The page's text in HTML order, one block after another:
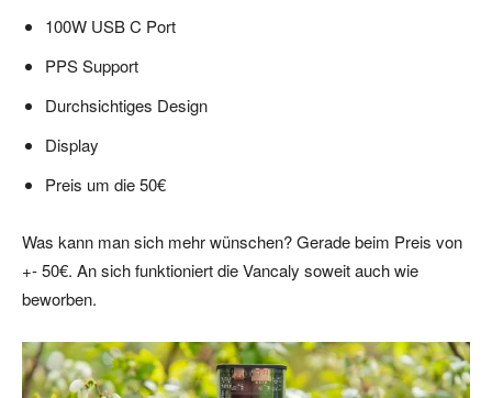
100W USB C Port
PPS Support
Durchsichtiges Design
Display
Preis um die 50€
Was kann man sich mehr wünschen? Gerade beim Preis von
+- 50€. An sich funktioniert die Vancaly soweit auch wie
beworben.